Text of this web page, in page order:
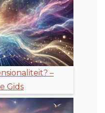
–
Gids